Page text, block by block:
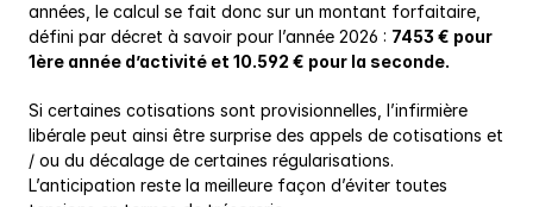
années, le calcul se fait donc sur un montant forfaitaire,
défini par décret à savoir pour l’année 2026 : 7453 € pour
1ère année d’activité et 10.592 € pour la seconde.
Si certaines cotisations sont provisionnelles, l’infirmière
libérale peut ainsi être surprise des appels de cotisations et
/ ou du décalage de certaines régularisations.
L’anticipation reste la meilleure façon d’éviter toutes